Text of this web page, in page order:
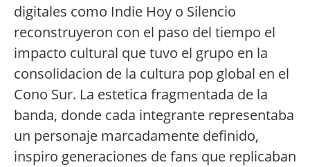
digitales como Indie Hoy o Silencio
reconstruyeron con el paso del tiempo el
impacto cultural que tuvo el grupo en la
consolidacion de la cultura pop global en el
Cono Sur. La estetica fragmentada de la
banda, donde cada integrante representaba
un personaje marcadamente definido,
inspiro generaciones de fans que replicaban